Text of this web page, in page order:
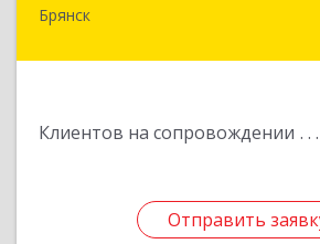
Брянск
Клиентов на сопровождении
Отправить
241035, Брянская обл,
Отправить